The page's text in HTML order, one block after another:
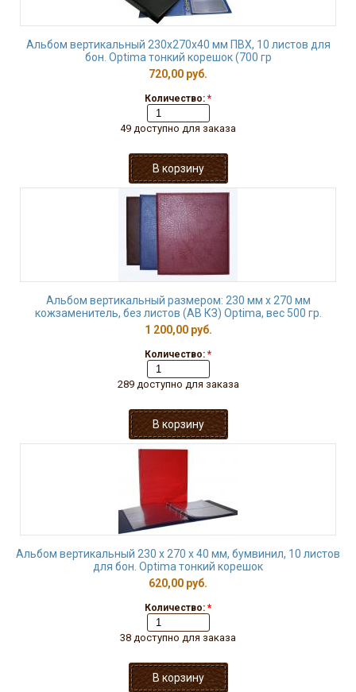
Альбом вертикальный 230х270х40 мм ПВХ, 10 листов для
бон. Optima тонкий корешок (700 гр
720,00 руб.
Количество: *
49 доступно для заказа
Альбом вертикальный размером: 230 мм х 270 мм
кожзаменитель, без листов (АВ КЗ) Optima, вес 500 гр.
1 200,00 руб.
Количество: *
289 доступно для заказа
Альбом вертикальный 230 х 270 х 40 мм, бумвинил, 10 листов
для бон. Optima тонкий корешок
620,00 руб.
Количество: *
38 доступно для заказа